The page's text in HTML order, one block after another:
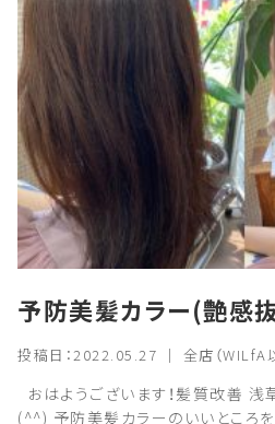
予防美髪カラー(艶感
投稿日：2022.05.27 ｜ 全店（WILfA
おはようございます！髪質改善
(^^) 予防美髪カラーのいいところ